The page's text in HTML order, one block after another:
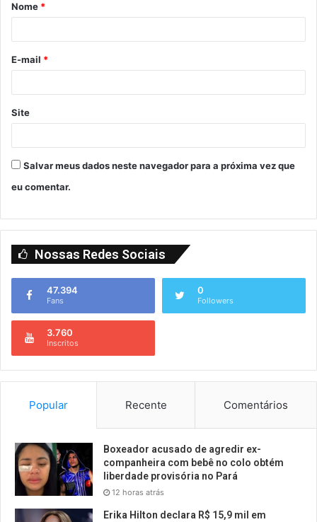
Nome *
E-mail *
Site
Salvar meus dados neste navegador para a próxima vez que
eu comentar.
Nossas Redes Sociais
47.394
Fans
0
Followers
3.760
Inscritos
Popular Recente Comentários
Boxeador acusado de agredir ex-
companheira com bebê no colo obtém
liberdade provisória no Pará
12 horas atrás
Erika Hilton declara R$ 15,9 mil em